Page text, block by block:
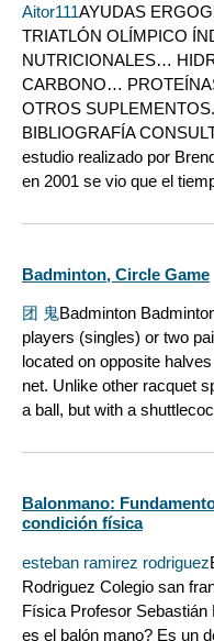
Aitor111AYUDAS
TRIATLÓN OLÍMPICO
NUTRICIONALES…
CARBONO…
OTROS
BIBLIOGRAFÍA
estudio realizado por
en 2001 se vio que el
Badminton, Circle Game
团 鬼Badminton
players (singles) or two
located on opposite
net. Unlike other racquet
a ball, but with a
Balonmano:
condición física
esteban ramirez rodriguez
Rodriguez Colegio san
Física Profesor Sebastián
es el balón mano? Es un